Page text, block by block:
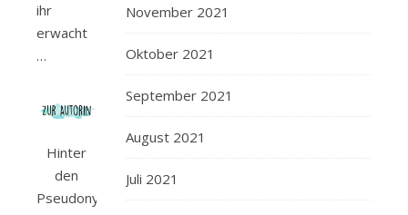
ihr
erwacht
…
Hinter
den
Pseudonymen
November 2021
Oktober 2021
September 2021
August 2021
Juli 2021